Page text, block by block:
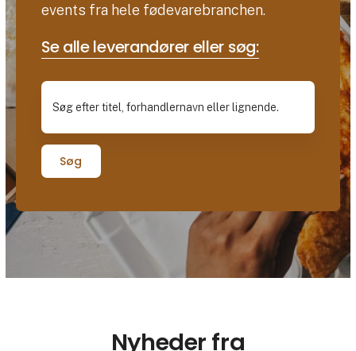
events fra hele fødevarebranchen.
Se alle leverandører eller søg:
Søg
Nyheder fra